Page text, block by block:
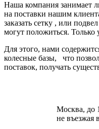
Наша компания занимает
на поставки нашим
заказать сетку , или
могут положиться. Только
Для этого, нами
колесные базы, что
поставок, получать
Москва,
не въезжая